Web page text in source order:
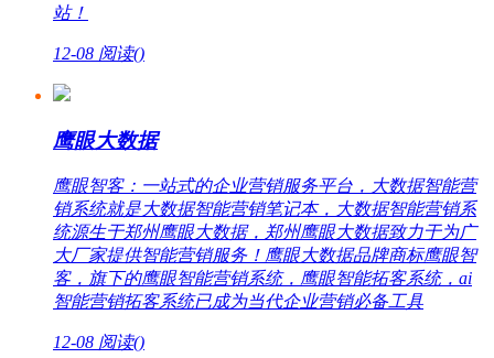
站！
12-08 阅读()
鹰眼大数据
鹰眼智客：一站式的企业营销服务平台，大数据智能营
销系统就是大数据智能营销笔记本，大数据智能营销系
统源生于郑州鹰眼大数据，郑州鹰眼大数据致力于为广
大厂家提供智能营销服务！鹰眼大数据品牌商标鹰眼智
客，旗下的鹰眼智能营销系统，鹰眼智能拓客系统，ai
智能营销拓客系统已成为当代企业营销必备工具
12-08 阅读()